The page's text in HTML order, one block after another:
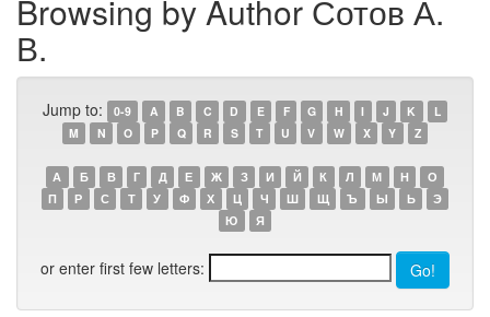
Browsing by Author Сотов А.
В.
Jump to: 0-9 A B C D E F G H I J K
L
M
N O P Q R S T U V W X Y Z
А Б В Г Д Е Ж З И Й К Л М Н
О
П
Р С Т У Ф Х Ц Ч Ш Щ Ъ Ы Ь
Э
Ю
Я
or enter first few letters: